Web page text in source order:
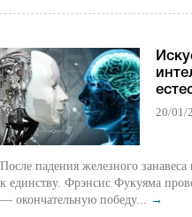
20/01/
После падения железного
к единству. Фрэнсис Фукуяма
— окончательную победу... →